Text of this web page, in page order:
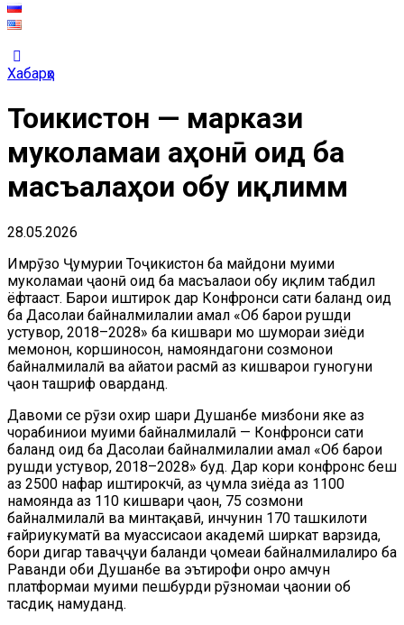
Хабарҳо
Тоҷикистон — маркази
муколамаи ҷаҳонӣ оид ба
масъалаҳои обу иқлимм
28.05.2026
Имрӯзҳо Ҷумҳурии Тоҷикистон ба майдони муҳими
муколамаи ҷаҳонӣ оид ба масъалаҳои обу иқлим табдил
ёфтааст. Барои иштирок дар Конфронси сатҳи баланд оид
ба Даҳсолаи байналмилалии амал «Об барои рушди
устувор, 2018–2028» ба кишвари мо шумораи зиёди
меҳмонон, коршиносон, намояндагони созмонҳои
байналмилалӣ ва ҳайатҳои расмӣ аз кишварҳои гуногуни
ҷаҳон ташриф оварданд.
Давоми се рӯзи охир шаҳри Душанбе мизбони яке аз
чорабиниҳои муҳими байналмилалӣ — Конфронси сатҳи
баланд оид ба Даҳсолаи байналмилалии амал «Об барои
рушди устувор, 2018–2028» буд. Дар кори конфронс беш
аз 2500 нафар иштирокчӣ, аз ҷумла зиёда аз 1100
намоянда аз 110 кишвари ҷаҳон, 75 созмони
байналмилалӣ ва минтақавӣ, инчунин 170 ташкилоти
ғайриҳукуматӣ ва муассисаҳои академӣ ширкат варзида,
бори дигар таваҷҷуҳи баланди ҷомеаи байналмилалиро ба
Раванди оби Душанбе ва эътирофи онро ҳамчун
платформаи муҳими пешбурди рӯзномаи ҷаҳонии об
тасдиқ намуданд.